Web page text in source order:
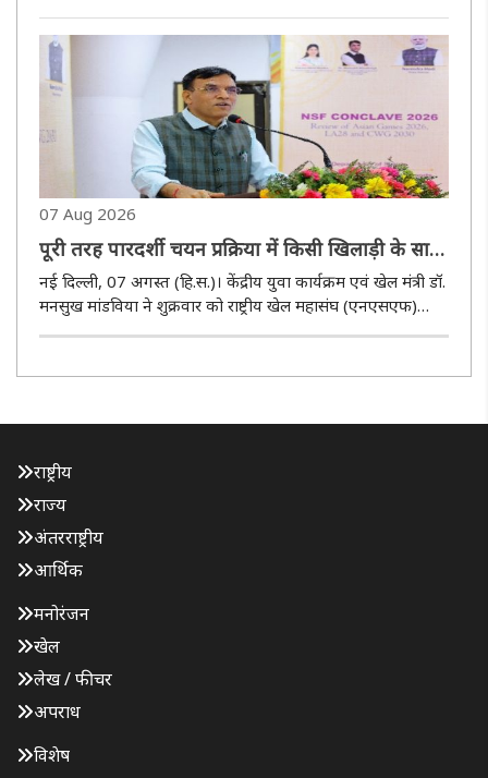
एससी ने शुरुआत से ही आक्रामक तेवर दिखाए और पहले 11 ..
07 Aug 2026
पूरी तरह पारदर्शी चयन प्रक्रिया में किसी खिलाड़ी के साथ
अन्याय न हो : डॉ. मांडविया
नई दिल्ली, 07 अगस्त (हि.स.)। केंद्रीय युवा कार्यक्रम एवं खेल मंत्री डॉ.
मनसुख मांडविया ने शुक्रवार को राष्ट्रीय खेल महासंघ (एनएसएफ)
राष्ट्रीय
राज्य
अंतरराष्ट्रीय
आर्थिक
मनोरंजन
खेल
लेख / फीचर
अपराध
विशेष